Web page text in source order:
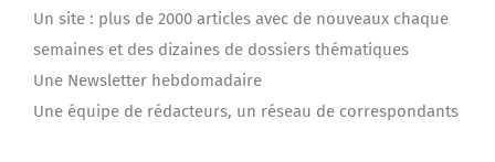
Un site : plus de 2000 articles avec de nouveaux chaque
semaines et des dizaines de dossiers thématiques
Une Newsletter hebdomadaire
Une équipe de rédacteurs, un réseau de correspondants